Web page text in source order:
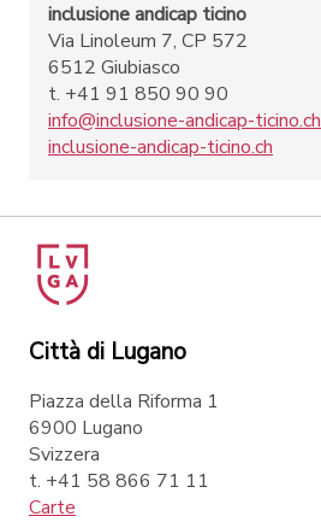
inclusione andicap ticino
Via Linoleum 7, CP 572
6512 Giubiasco
t. +41 91 850 90 90
info@inclusione-andicap-ticino.ch
inclusione-andicap-ticino.ch
Città di Lugano
Piazza della Riforma 1
6900 Lugano
Svizzera
t. +41 58 866 71 11
Carte